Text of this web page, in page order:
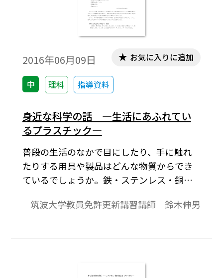
2016年06月09日
中 理科 指導資料
お気に入りに追加
身近な科学の話 ―生活にあふれてい
るプラスチック―
普段の生活のなかで目にしたり、手に触れ
たりする用具や製品はどんな物質からでき
ているでしょうか。鉄・ステンレス・銅な
クなどを思い浮かべますが、圧倒的に多い
筑波大学教員免許更新講習講師 鈴木伸男